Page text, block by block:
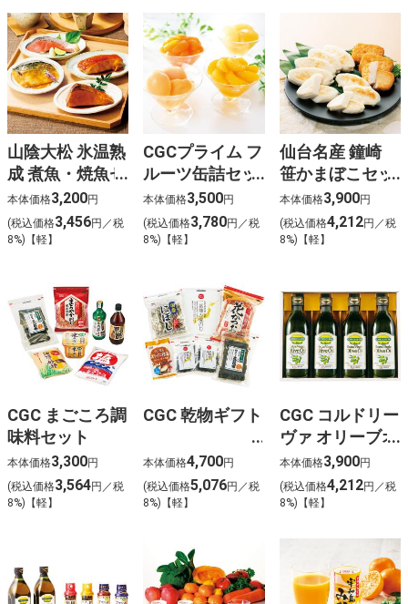
山陰大松 氷温熟
成 煮魚・焼魚セ
ット(6食)
本体価格3,200円
(税込価格3,456円／税
8%)【軽】
CGCプライム フ
ルーツ缶詰セッ
ト
本体価格3,500円
(税込価格3,780円／税
8%)【軽】
仙台名産 鐘崎
笹かまぼこセッ
ト
本体価格3,900円
(税込価格4,212円／税
8%)【軽】
CGC まごころ調
味料セット
本体価格3,300円
(税込価格3,564円／税
8%)【軽】
CGC 乾物ギフト
本体価格4,700円
(税込価格5,076円／税
8%)【軽】
CGC コルドリー
ヴァ オリーブオ
イル
本体価格3,900円
(税込価格4,212円／税
8%)【軽】